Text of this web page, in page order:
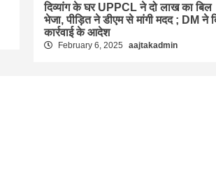
दिव्यांग के घर UPPCL ने दो लाख का बिल
भेजा, पीड़ित ने डीएम से मांगी मदद ; DM ने
कार्रवाई के आदेश
February 6, 2025 aajtakadmin